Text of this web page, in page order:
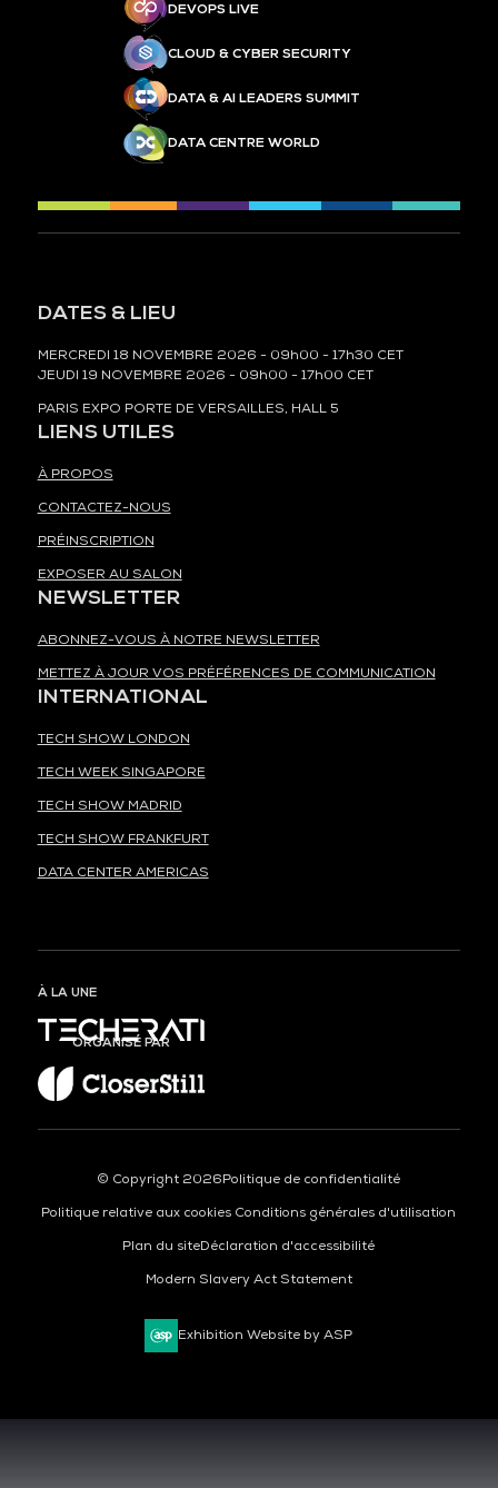
DEVOPS LIVE
CLOUD & CYBER SECURITY
DATA & AI LEADERS SUMMIT
DATA CENTRE WORLD
DATES & LIEU
MERCREDI 18 NOVEMBRE 2026 - 09h00 - 17h30 CET
JEUDI 19 NOVEMBRE 2026 - 09h00 - 17h00 CET
PARIS EXPO PORTE DE VERSAILLES, HALL 5
LIENS UTILES
À PROPOS
CONTACTEZ-NOUS
PRÉINSCRIPTION
EXPOSER AU SALON
NEWSLETTER
ABONNEZ-VOUS À NOTRE NEWSLETTER
METTEZ À JOUR VOS PRÉFÉRENCES DE COMMUNICATION
INTERNATIONAL
TECH SHOW LONDON
TECH WEEK SINGAPORE
TECH SHOW MADRID
TECH SHOW FRANKFURT
DATA CENTER AMERICAS
À LA UNE
ORGANISÉ PAR
© Copyright 2026Politique de confidentialité
Politique relative aux cookies Conditions générales d'utilisation
Plan du siteDéclaration d'accessibilité
Modern Slavery Act Statement
Exhibition Website by ASP